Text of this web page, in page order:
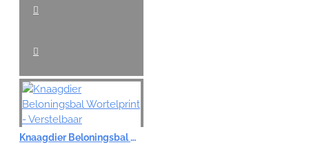
Knaagdier Beloningsbal Wortelprint - Verstelbaar